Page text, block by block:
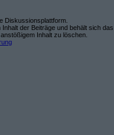
Diskussionsplattform.
der Beiträge und behält sich das
Inhalt zu löschen.